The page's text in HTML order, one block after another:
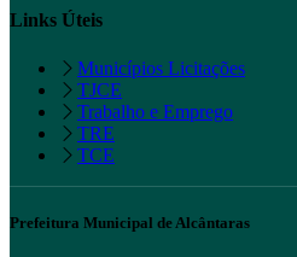
Links Úteis
Municípios Licitações
TJCE
Trabalho e Emprego
TRE
TCE
Prefeitura Municipal de Alcântaras